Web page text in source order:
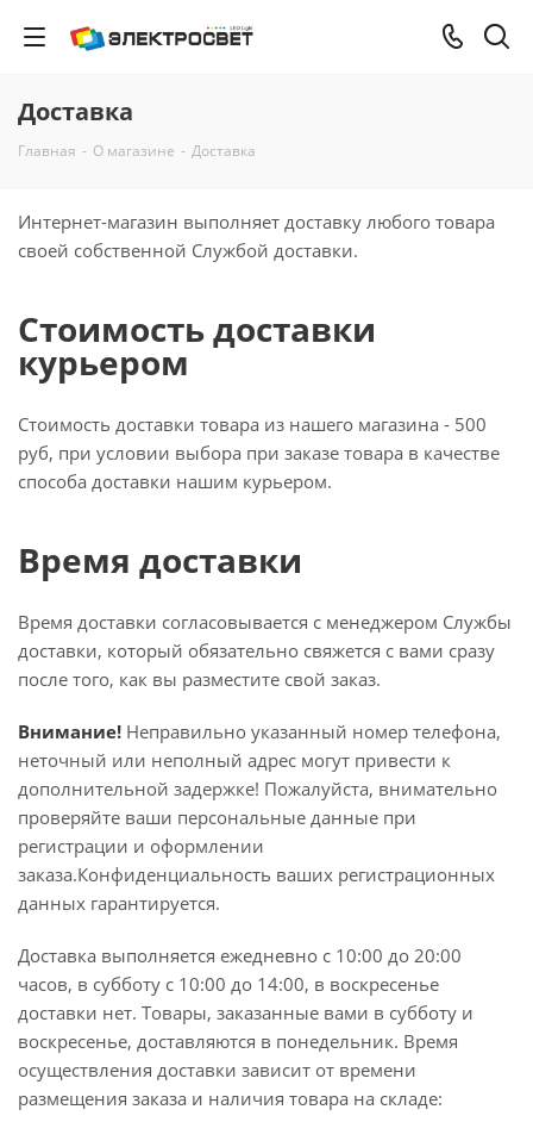
Доставка
Главная - О магазине - Доставка
Интернет-магазин выполняет доставку любого товара
своей собственной Службой доставки.
Стоимость доставки
курьером
Стоимость доставки товара из нашего магазина - 500
руб, при условии выбора при заказе товара в качестве
способа доставки нашим курьером.
Время доставки
Время доставки согласовывается с менеджером Службы
доставки, который обязательно свяжется с вами сразу
после того, как вы разместите свой заказ.
Внимание! Неправильно указанный номер телефона,
неточный или неполный адрес могут привести к
дополнительной задержке! Пожалуйста, внимательно
проверяйте ваши персональные данные при
регистрации и оформлении
заказа.Конфиденциальность ваших регистрационных
данных гарантируется.
Доставка выполняется ежедневно с 10:00 до 20:00
часов, в субботу с 10:00 до 14:00, в воскресенье
доставки нет. Товары, заказанные вами в субботу и
воскресенье, доставляются в понедельник. Время
осуществления доставки зависит от времени
размещения заказа и наличия товара на складе: